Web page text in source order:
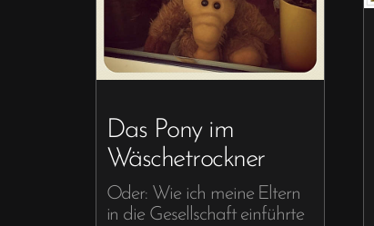
Das Pony im
Wäschetrockner
Oder: Wie ich meine Eltern
in die Gesellschaft einführte